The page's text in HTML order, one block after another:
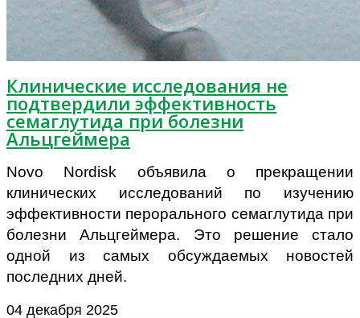
Клинические исследования не
подтвердили эффективность
семаглутида при болезни
Альцгеймера
Novo Nordisk объявила о прекращении
клинических исследований по изучению
эффективности перорального семаглутида при
болезни Альцгеймера. Это решение стало
одной из самых обсуждаемых новостей
последних дней.
04 декабря 2025